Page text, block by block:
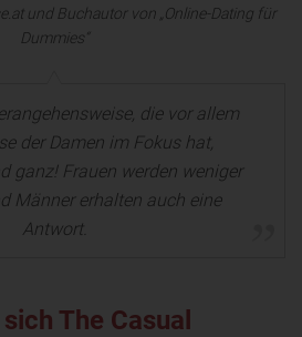
und Buchautor von „Online-Dating für
Dummies“
die vor allem
der Damen im Fokus hat,
ganz! Frauen werden weniger
Männer erhalten auch eine
Antwort.
The Casual